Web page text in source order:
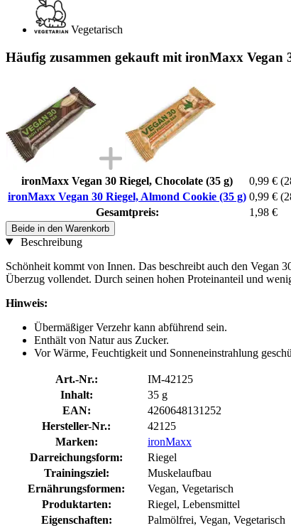
Vegetarisch
Häufig zusammen gekauft mit ironMaxx Vegan
ironMaxx Vegan 30 Riegel, Chocolate (35 g) 0,99 €
ironMaxx Vegan 30 Riegel, Almond Cookie (35 g) 0,99 €
Gesamtpreis:
1,98 €
Beide in den Warenkorb
Beschreibung
Schönheit kommt von Innen. Das beschreibt auch den Vegan
Überzug vollendet. Durch seinen hohen Proteinanteil und
Hinweis:
Übermäßiger Verzehr kann abführend sein.
Enthält von Natur aus Zucker.
Vor Wärme, Feuchtigkeit und Sonneneinstrahlung
Art.-Nr.:
IM-42125
Inhalt:
35 g
EAN:
4260648131252
Hersteller-Nr.:
42125
Marken:
ironMaxx
Darreichungsform:
Riegel
Trainingsziel:
Muskelaufbau
Ernährungsformen:
Vegan, Vegetarisch
Produktarten:
Riegel, Lebensmittel
Eigenschaften:
Palmölfrei, Vegan, Vegetarisch